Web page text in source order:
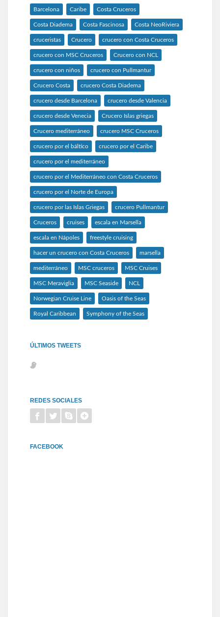
Barcelona Caribe Costa Cruceros
Costa Diadema Costa Fascinosa Costa NeoRiviera
cruceristas Crucero crucero con Costa Cruceros
crucero con MSC Cruceros Crucero con NCL
crucero con niños crucero con Pullmantur
Crucero Costa crucero Costa Diadema
crucero desde Barcelona crucero desde Valencia
crucero desde Venecia Crucero Islas griegas
Crucero mediterráneo crucero MSC Cruceros
crucero por el báltico crucero por el Caribe
crucero por el mediterráneo
crucero por el Mediterráneo con Costa Cruceros
crucero por el Norte de Europa
crucero por las Islas Griegas crucero Pullmantur
Cruceros cruises escala en Marsella
escala en Nápoles freestyle cruising
hacer un crucero con Costa Cruceros marsella
mediterráneo MSC cruceros MSC Cruises
MSC Meraviglia MSC Seaside NCL
Norwegian Cruise Line Oasis of the Seas
Royal Caribbean Symphony of the Seas
ÚLTIMOS TWEETS
REDES SOCIALES
FACEBOOK